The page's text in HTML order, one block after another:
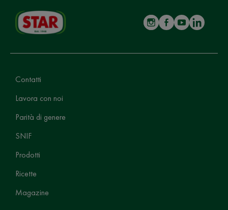
Contatti
Lavora con noi
Parità di genere
SNIF
Prodotti
Ricette
Magazine